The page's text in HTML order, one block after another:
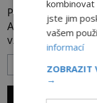
Prostorná
Abrahama z
vzácnými spisy.
před sebou má
magických textů. Jde o Abramelinův grimoár, který
sám sepsal.
kouzla, jak si
ZOBRAZIT VÍCE
jste jim
vašem
informací
ZOBRAZIT
→